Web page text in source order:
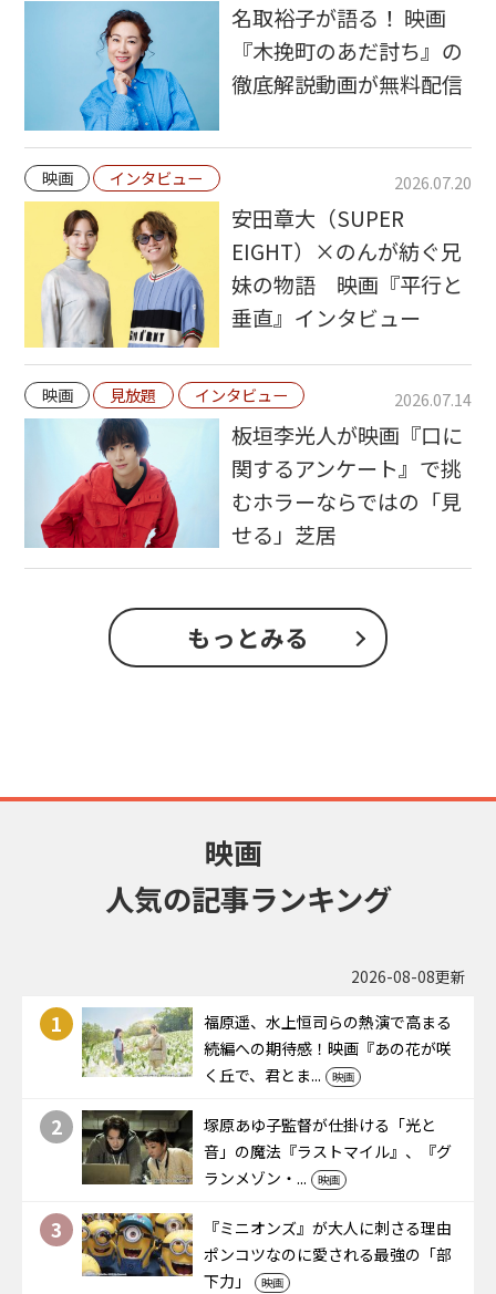
名取裕子が語る！ 映画
『木挽町のあだ討ち』の
徹底解説動画が無料配信
映画 インタビュー 2026.07.20
安田章大（SUPER
EIGHT）×のんが紡ぐ兄
妹の物語 映画『平行と
垂直』インタビュー
映画 見放題 インタビュー 2026.07.14
板垣李光人が映画『口に
関するアンケート』で挑
むホラーならではの「見
せる」芝居
もっとみる
映画
人気の記事ランキング
2026-08-08更新
1
福原遥、水上恒司らの熱演で高まる
続編への期待感！映画『あの花が咲
く丘で、君とま...
映画
2
塚原あゆ子監督が仕掛ける「光と
音」の魔法――『ラストマイル』、『グ
ランメゾン・...
映画
3
『ミニオンズ』が大人に刺さる理由――
ポンコツなのに愛される最強の「部
下力」
映画